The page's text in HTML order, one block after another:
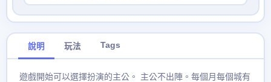
說明 玩法 Tags
遊戲開始可以選擇扮演的主公。 主公不出陣。每個月每個城有